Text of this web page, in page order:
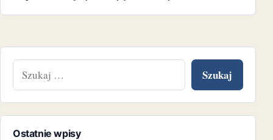
Ostatnie wpisy